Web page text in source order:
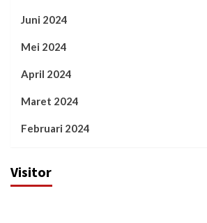
Juni 2024
Mei 2024
April 2024
Maret 2024
Februari 2024
Visitor